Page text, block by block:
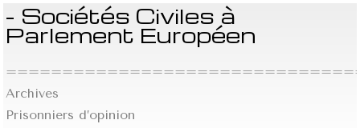
- Sociétés Civiles à
Parlement Européen
Archives
Prisonniers d’opinion